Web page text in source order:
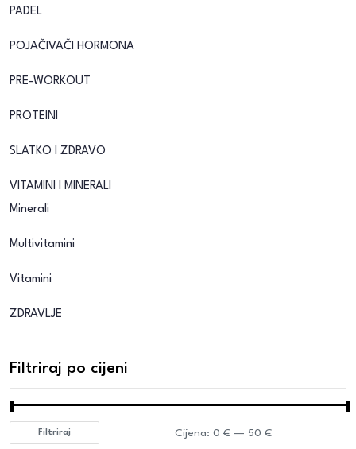
PADEL
POJAČIVAČI HORMONA
PRE-WORKOUT
PROTEINI
SLATKO I ZDRAVO
VITAMINI I MINERALI
Minerali
Multivitamini
Vitamini
ZDRAVLJE
Filtriraj po cijeni
Filtriraj Cijena: 0 €— 50 €